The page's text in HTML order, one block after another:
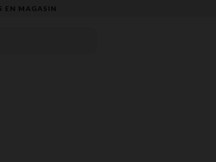
EN MAGASIN​